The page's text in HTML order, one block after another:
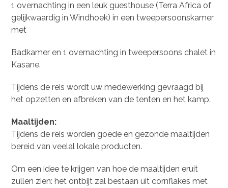
1 overnachting in een leuk guesthouse (Terra Africa of
gelijkwaardig in Windhoek) in een tweepersoonskamer
met
Badkamer en 1 overnachting in tweepersoons chalet in
Kasane.
Tijdens de reis wordt uw medewerking gevraagd bij
het opzetten en afbreken van de tenten en het kamp.
Maaltijden:
Tijdens de reis worden goede en gezonde maaltijden
bereid van veelal lokale producten.
Om een idee te krijgen van hoe de maaltijden eruit
zullen zien: het ontbijt zal bestaan uit cornflakes met